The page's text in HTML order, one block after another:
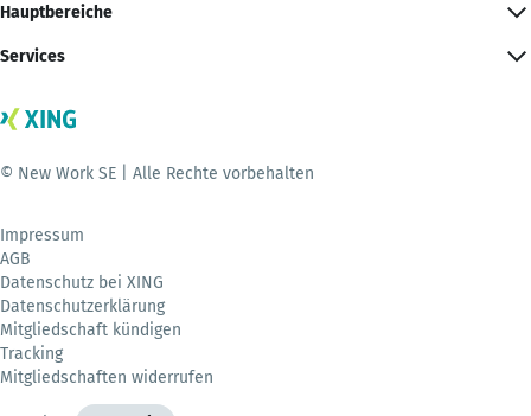
Hauptbereiche
Services
© New Work SE | Alle Rechte vorbehalten
Impressum
AGB
Datenschutz bei XING
Datenschutzerklärung
Mitgliedschaft kündigen
Tracking
Mitgliedschaften widerrufen